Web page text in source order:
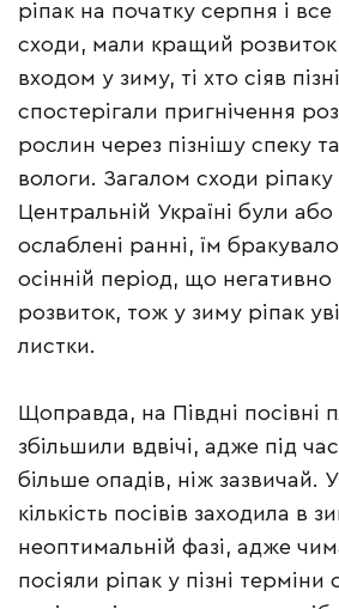
ріпак на початку серпня і
сходи, мали кращий
входом у зиму, ті хто сіяв
спостерігали пригнічення
рослин через пізнішу спеку
вологи. Загалом сходи ріпаку
Центральній Україні були або
ослаблені ранні, їм
осінній період, що
розвиток, тож у зиму ріпак
листки.
Щоправда, на Півдні посівні
збільшили вдвічі, адже під
більше опадів, ніж зазвичай.
кількість посівів заходила в
неоптимальній фазі, адже
посіяли ріпак у пізні терміни